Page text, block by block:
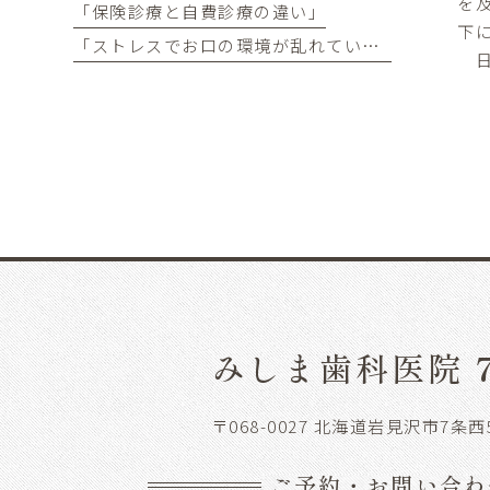
下
「保険診療と自費診療の違い」
「ストレスでお口の環境が乱れていませんか？」
みしま歯科医院
〒068-0027 北海道岩見沢市7条
ご予約・お問い合